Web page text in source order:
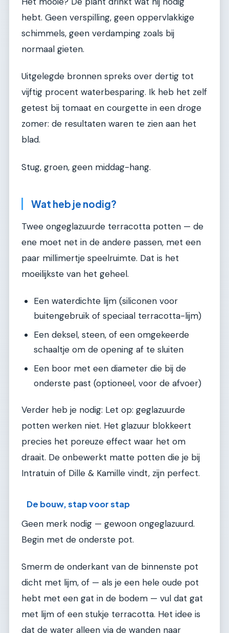
hebt. Geen verspilling, geen oppervlakkige
schimmels, geen verdamping zoals bij
normaal gieten.
Uitgelegde bronnen spreks over dertig tot
vijftig procent waterbesparing. Ik heb het zelf
getest bij tomaat en courgette in een droge
zomer: de resultaten waren te zien aan het
blad.
Stug, groen, geen middag-hang.
Wat heb je nodig?
Twee ongeglazuurde terracotta potten — de
ene moet net in de andere passen, met een
paar millimertje speelruimte. Dat is het
moeilijkste van het geheel.
Een waterdichte lijm (siliconen voor
buitengebruik of speciaal terracotta-lijm)
Een deksel, steen, of een omgekeerde
schaaltje om de opening af te sluiten
Een boor met een diameter die bij de
onderste past (optioneel, voor de afvoer)
Verder heb je nodig: Let op: geglazuurde
potten werken niet. Het glazuur blokkeert
precies het poreuze effect waar het om
draait. De onbewerkt matte potten die je bij
Intratuin of Dille & Kamille vindt, zijn perfect.
De bouw, stap voor stap
Geen merk nodig — gewoon ongeglazuurd.
Begin met de onderste pot.
Smerm de onderkant van de binnenste pot
dicht met lijm, of — als je een hele oude pot
hebt met een gat in de bodem — vul dat gat
met lijm of een stukje terracotta. Het idee is
dat de water alleen via de wanden naar